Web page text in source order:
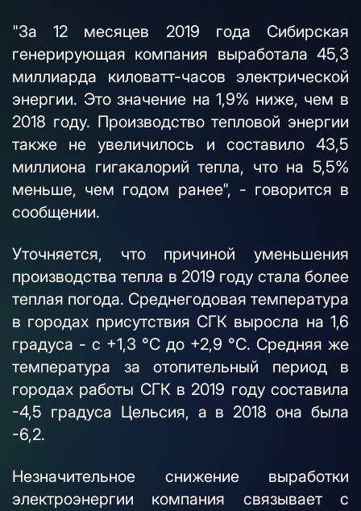
"За 12 месяцев 2019 года Сибирская
генерирующая компания выработала 45,3
миллиарда киловатт-часов электрической
энергии. Это значение на 1,9% ниже, чем в
2018 году. Производство тепловой энергии
также не увеличилось и составило 43,5
миллиона гигакалорий тепла, что на 5,5%
меньше, чем годом ранее", - говорится в
сообщении.
Уточняется, что причиной уменьшения
производства тепла в 2019 году стала более
теплая погода. Среднегодовая температура
в городах присутствия СГК выросла на 1,6
градуса - с +1,3 °C до +2,9 °C. Средняя же
температура за отопительный период в
городах работы СГК в 2019 году составила
-4,5 градуса Цельсия, а в 2018 она была
-6,2.
Незначительное снижение выработки
электроэнергии компания связывает с